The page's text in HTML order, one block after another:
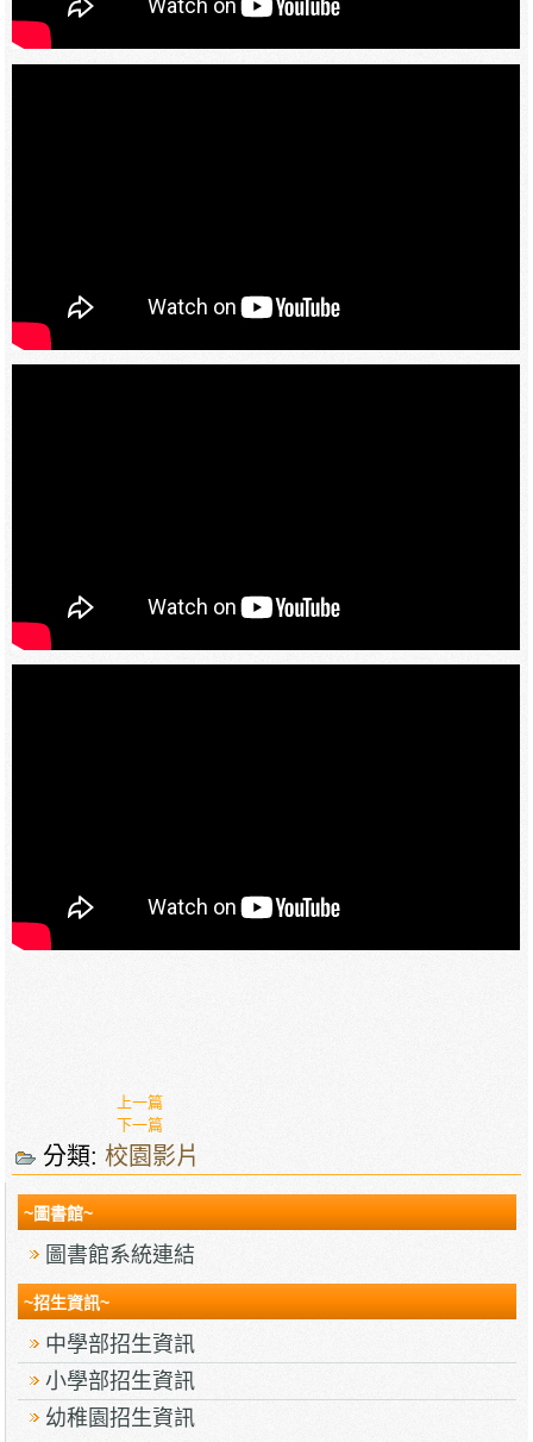
上一篇
下一篇
分類:校園影片
~圖書館~
圖書館系統連結
~招生資訊~
中學部招生資訊
小學部招生資訊
幼稚園招生資訊